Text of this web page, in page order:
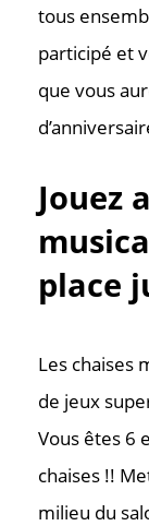
tous
participé et
que vous
Jouez
place
Les chaises
de jeux
Vous êtes 6
chaises !!
milieu du